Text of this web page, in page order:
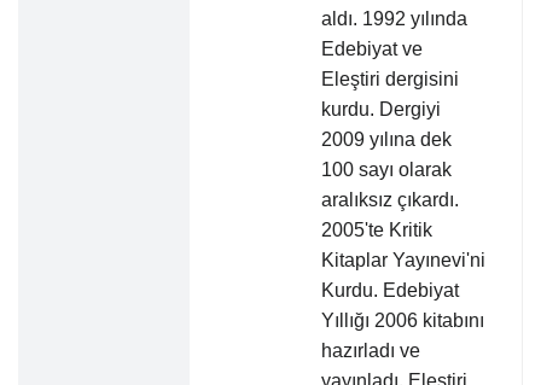
aldı. 1992 yılında
Edebiyat ve
Eleştiri dergisini
kurdu. Dergiyi
2009 yılına dek
100 sayı olarak
aralıksız çıkardı.
2005'te Kritik
Kitaplar Yayınevi'ni
Kurdu. Edebiyat
Yıllığı 2006 kitabını
hazırladı ve
yayınladı. Eleştiri